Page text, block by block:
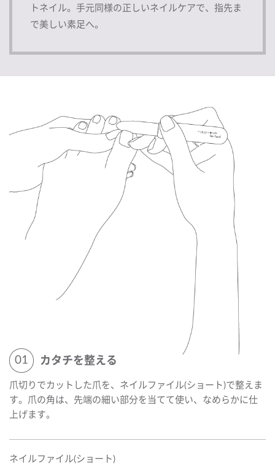
トネイル。手元同様の正しいネイルケアで、指先ま
で美しい素足へ。
カタチを整える
爪切りでカットした爪を、ネイルファイル(ショート)で整えま
す。爪の角は、先端の細い部分を当てて使い、なめらかに仕
上げます。
ネイルファイル(ショート)